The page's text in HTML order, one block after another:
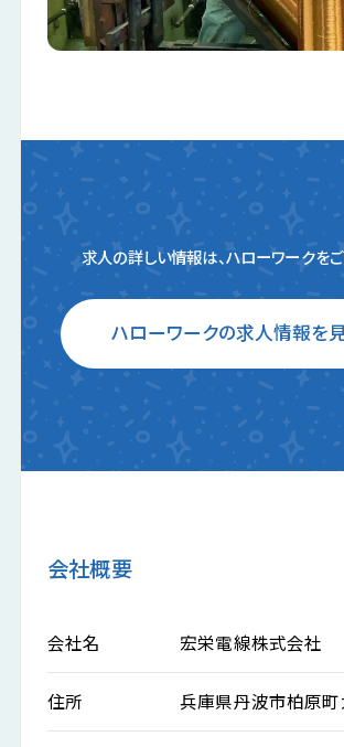
求人の詳しい情報は、ハローワークを
ハローワークの求人情報を
会社概要
会社名 宏栄電線株式会社
住所 兵庫県丹波市柏原